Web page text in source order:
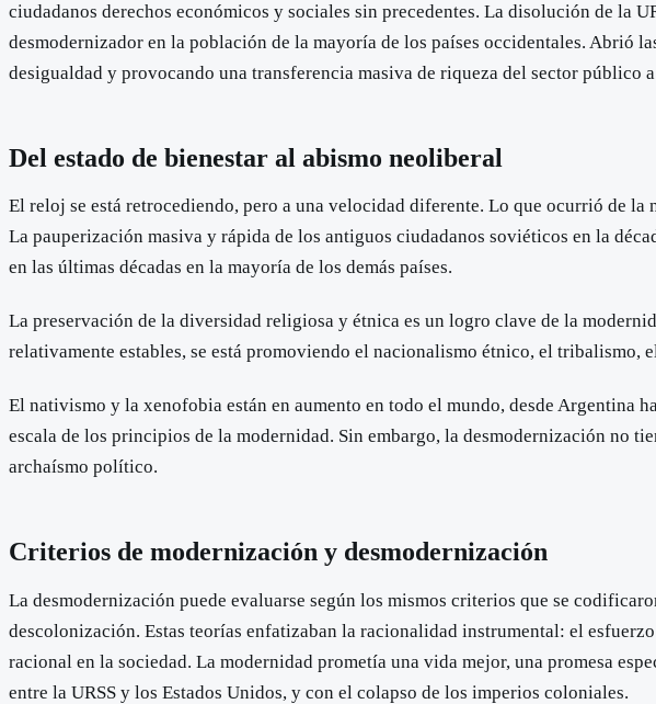
ciudadanos derechos económicos y sociales sin precedentes. La disolución de la
desmodernizador en la población de la mayoría de los países occidentales. Abrió
desigualdad y provocando una transferencia masiva de riqueza del sector público
Del estado de bienestar al abismo neoliberal
El reloj se está retrocediendo, pero a una velocidad diferente. Lo que ocurrió de
La pauperización masiva y rápida de los antiguos ciudadanos soviéticos en la
en las últimas décadas en la mayoría de los demás países.
La preservación de la diversidad religiosa y étnica es un logro clave de la
relativamente estables, se está promoviendo el nacionalismo étnico, el
El nativismo y la xenofobia están en aumento en todo el mundo, desde Argentina
escala de los principios de la modernidad. Sin embargo, la desmodernización no
archaísmo político.
Criterios de modernización y desmodernización
La desmodernización puede evaluarse según los mismos criterios que se
descolonización. Estas teorías enfatizaban la racionalidad instrumental: el
racional en la sociedad. La modernidad prometía una vida mejor, una promesa
entre la URSS y los Estados Unidos, y con el colapso de los imperios coloniales.